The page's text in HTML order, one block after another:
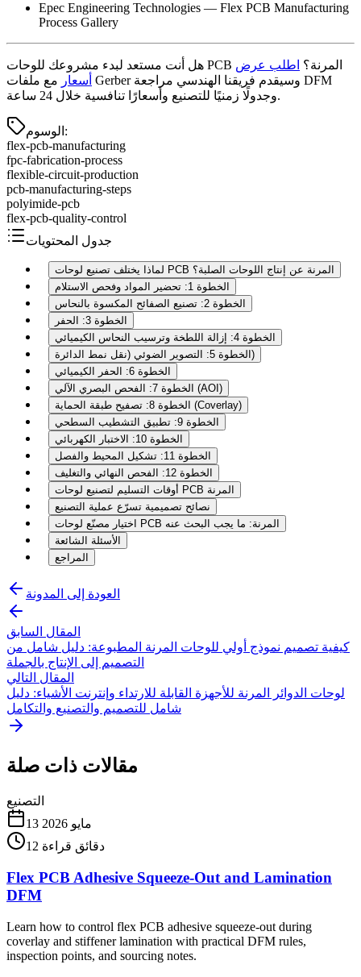
Epec Engineering Technologies — Flex PCB Manufacturing
Process Gallery
هل أنت مستعد لبدء مشروعك للوحات PCB المرنة؟ اطلب عرض
أسعار مع ملفات Gerber وسيقدم فريقنا الهندسي مراجعة DFM
وجدولًا زمنيًا للتصنيع وأسعارًا تنافسية خلال 24 ساعة.
الوسوم :
flex-pcb-manufacturing
fpc-fabrication-process
flexible-circuit-production
pcb-manufacturing-steps
polyimide-pcb
flex-pcb-quality-control
جدول المحتويات
لماذا يختلف تصنيع لوحات PCB المرنة عن إنتاج اللوحات الصلبة؟
الخطوة 1: تحضير المواد وفحص الاستلام
الخطوة 2: تصنيع الصفائح المكسوة بالنحاس
الخطوة 3: الحفر
الخطوة 4: إزالة اللطخة وترسيب النحاس الكيميائي
الخطوة 5: التصوير الضوئي (نقل نمط الدائرة)
الخطوة 6: الحفر الكيميائي
الخطوة 7: الفحص البصري الآلي (AOI)
الخطوة 8: تصفيح طبقة الحماية (Coverlay)
الخطوة 9: تطبيق التشطيب السطحي
الخطوة 10: الاختبار الكهربائي
الخطوة 11: تشكيل المحيط والفصل
الخطوة 12: الفحص النهائي والتغليف
أوقات التسليم لتصنيع لوحات PCB المرنة
نصائح تصميمية تسرّع عملية التصنيع
اختيار مصنّع لوحات PCB المرنة: ما يجب البحث عنه
الأسئلة الشائعة
المراجع
العودة إلى المدونة
المقال السابق
كيفية تصميم نموذج أولي للوحات المرنة المطبوعة: دليل شامل من
التصميم إلى الإنتاج بالجملة
المقال التالي
لوحات الدوائر المرنة للأجهزة القابلة للارتداء وإنترنت الأشياء: دليل
شامل للتصميم والتصنيع والتكامل
مقالات ذات صلة
التصنيع
13 مايو 2026
12 دقائق قراءة
Flex PCB Adhesive Squeeze-Out and Lamination
DFM
Learn how to control flex PCB adhesive squeeze-out during
coverlay and stiffener lamination with practical DFM rules,
inspection points, and sourcing notes.